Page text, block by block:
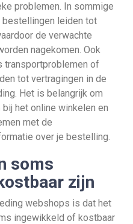
problemen. In sommige
bestellingen leiden tot
de verwachte
nagekomen. Ook
transportproblemen of
tot vertragingen in de
Het is belangrijk om
het online winkelen en
met de
over je bestelling.
soms
zijn
webshops is dat het
ingewikkeld of kostbaar